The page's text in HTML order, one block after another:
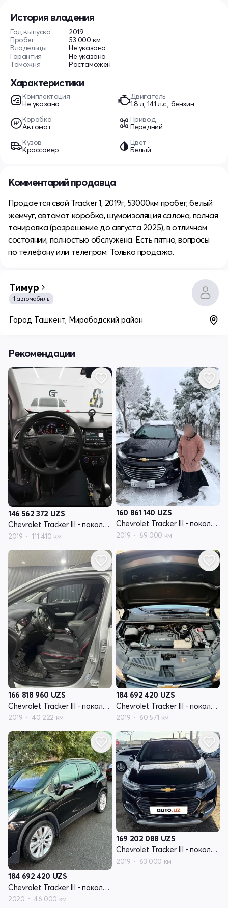
История владения
Год выпуска
2019
Пробег
53 000 км
Владельцы
Не указано
Гарантия
Не указано
Таможня
Растаможен
Характеристики
Комплектация
Не указано
Двигатель
1.8 л, 141 л.с., бензин
Коробка
Автомат
Привод
Передний
Кузов
Кроссовер
Цвет
Белый
Комментарий продавца
Продается свой Tracker 1, 2019г, 53000км пробег, белый
жемчуг, автомат коробка, шумоизоляция салона, полная
тонировка (разрешение до августа 2025), в отличном
состоянии, полностью обслужена. Есть пятно, вопросы
по телефону или телеграм. Только продажа.
Тимур
1 автомобиль
Город Ташкент, Мирабадский район
Рекомендации
146 562 372 UZS
Chevrolet Tracker III - поколение рестайлинг
2019 111 410 км
160 861 140 UZS
Chevrolet Tracker III - поколение рестайлинг
2019 69 000 км
166 818 960 UZS
Chevrolet Tracker III - поколение рестайлинг
2019 40 222 км
184 692 420 UZS
Chevrolet Tracker III - поколение рестайлинг
2019 60 571 км
184 692 420 UZS
Chevrolet Tracker III - поколение рестайлинг
2020 46 000 км
169 202 088 UZS
Chevrolet Tracker III - поколение рестайлинг
2019 63 000 км